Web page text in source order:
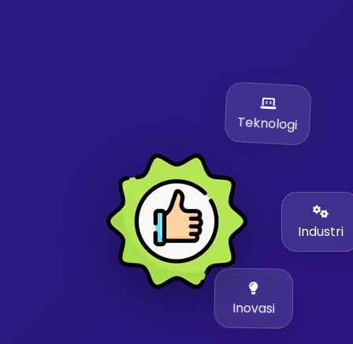
Teknologi
Industri
Inovasi